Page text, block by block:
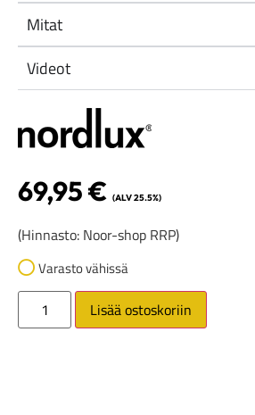
Mitat
Videot
69,95€ (ALV 25.5%)
(Hinnasto: Noor-shop RRP)
Varasto vähissä
Lisää ostoskoriin